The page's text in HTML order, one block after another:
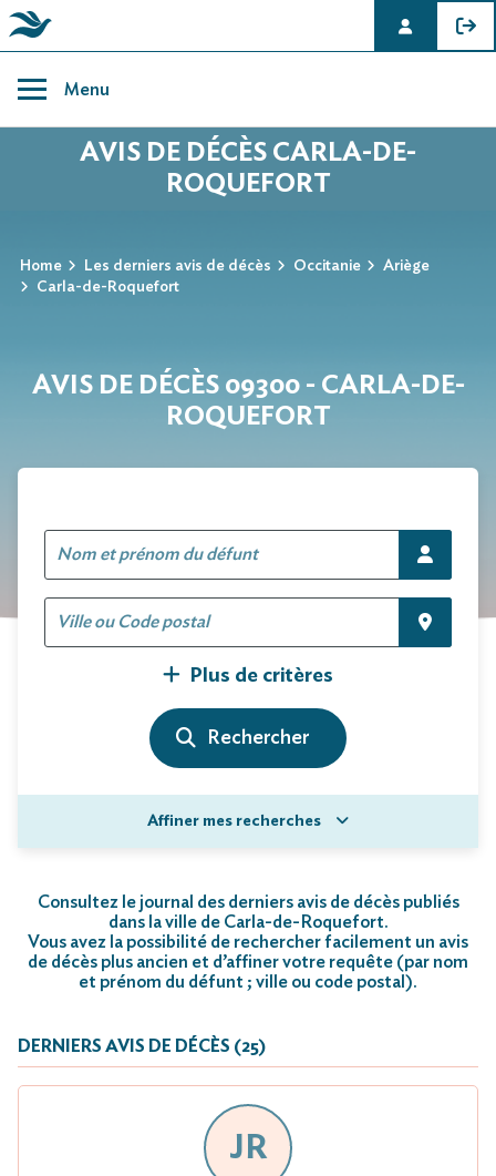
content
Menu
AVIS DE DÉCÈS CARLA-DE-
ROQUEFORT
Home Les derniers avis de décès Occitanie
Ariège
Carla-de-Roquefort
AVIS DE DÉCÈS 09300 - CARLA-DE-
ROQUEFORT
Plus de critères
Affiner mes recherches
Consultez le journal des derniers avis de décès publiés
dans la ville de Carla-de-Roquefort.
Vous avez la possibilité de rechercher facilement un avis
de décès plus ancien et d’affiner votre requête (par nom
et prénom du défunt ; ville ou code postal).
DERNIERS AVIS DE DÉCÈS (25)
JR